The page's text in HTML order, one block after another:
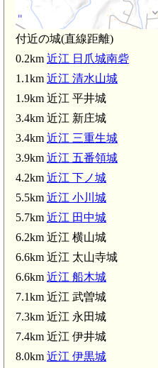
近江 三重生城(3.4km)
近江 五番領城
近江 下ノ城(4.2km)
付近の城(直線距離)
0.2km 近江 日爪城南砦
1.1km 近江 清水山城
1.9km 近江 平井城
3.4km 近江 新庄城
3.4km 近江 三重生城
3.9km 近江 五番領城
4.2km 近江 下ノ城
5.5km 近江 小川城
5.7km 近江 田中城
6.2km 近江 横山城
6.6km 近江 太山寺城
6.6km 近江 船木城
7.1km 近江 武曽城
7.3km 近江 永田城
7.4km 近江 伊井城
8.0km 近江 伊黒城